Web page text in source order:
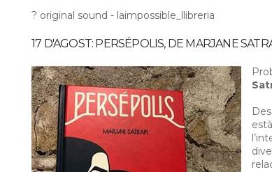
? original sound - laimpossible_llibreria
17 D'AGOST: PERSÉPOLIS, DE MARJANE